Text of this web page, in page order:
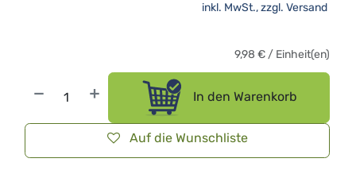
In den Warenkorb
Auf die Wunschliste
inkl. MwSt., zzgl. Versand
9,98 € / Einheit(en)